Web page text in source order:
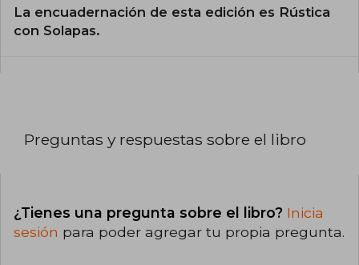
La encuadernación de esta edición es Rústica
con Solapas.
Preguntas y respuestas sobre el libro
¿Tienes una pregunta sobre el libro? Inicia
sesión para poder agregar tu propia pregunta.